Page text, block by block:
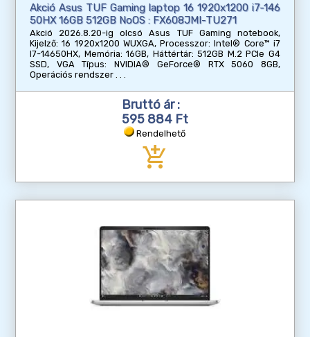
Akció Asus TUF Gaming laptop 16 1920x1200 i7-146
50HX 16GB 512GB NoOS : FX608JMI-TU271
Akció 2026.8.20-ig olcsó Asus TUF Gaming notebook,
Kijelző: 16 1920x1200 WUXGA, Processzor: Intel® Core™ i7
I7-14650HX, Memória: 16GB, Háttértár: 512GB M.2 PCIe G4
SSD, VGA Típus: NVIDIA® GeForce® RTX 5060 8GB,
Operációs rendszer
Bruttó ár :
595 884 Ft
Rendelhető
add_shopping_cart